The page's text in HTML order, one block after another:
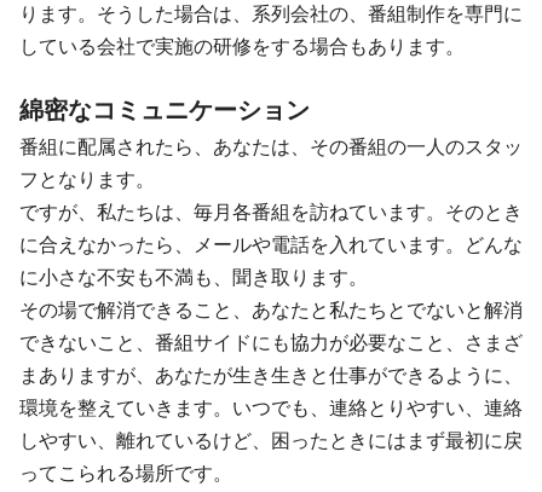
ります。そうした場合は、系列会社の、番組制作を専門に
している会社で実施の研修をする場合もあります。
綿密なコミュニケーション
番組に配属されたら、あなたは、その番組の一人のスタッ
フとなります。
ですが、私たちは、毎月各番組を訪ねています。そのとき
に合えなかったら、メールや電話を入れています。どんな
に小さな不安も不満も、聞き取ります。
その場で解消できること、あなたと私たちとでないと解消
できないこと、番組サイドにも協力が必要なこと、さまざ
まありますが、あなたが生き生きと仕事ができるように、
環境を整えていきます。いつでも、連絡とりやすい、連絡
しやすい、離れているけど、困ったときにはまず最初に戻
ってこられる場所です。